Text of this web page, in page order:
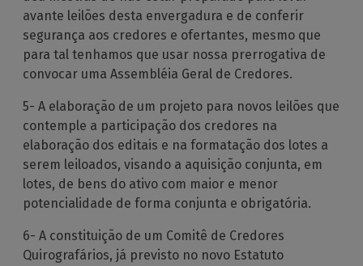
avante leilões desta envergadura e de conferir
segurança aos credores e ofertantes, mesmo que
para tal tenhamos que usar nossa prerrogativa de
convocar uma Assembléia Geral de Credores.
5- A elaboração de um projeto para novos leilões que
contemple a participação dos credores na
elaboração dos editais e na formatação dos lotes a
serem leiloados, visando a aquisição conjunta, em
lotes, de bens do ativo com maior e menor
potencialidade de forma conjunta e obrigatória.
6- A constituição de um Comitê de Credores
Quirografários, já previsto no novo Estatuto